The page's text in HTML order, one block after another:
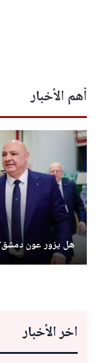
أهم الأخبار
هل يزور عون
اخر الأخبار